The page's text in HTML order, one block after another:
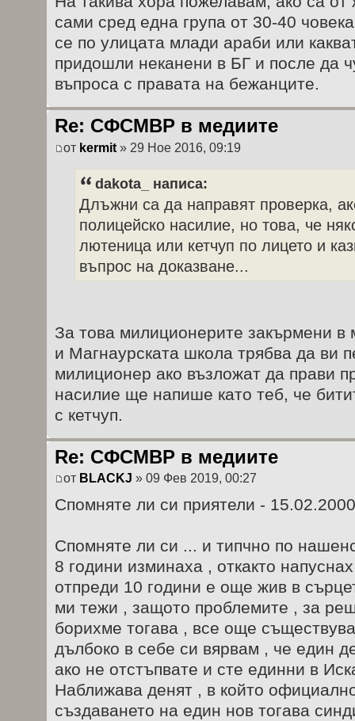
сами сред една група от 30-40
се по улицата млади араби или
придошли неканени в БГ и после да
въпроса с правата на бежанците.
Re: СФСМВР в медиите
от kermit » 29 Ное 2016, 09:19
dakota_ написа:
Длъжни са да направят проверка,
полицейско насилие, но това, че
лютеница или кетчуп по лицето и
въпрос на доказване...
За това милиционерите закърмени
и Магнаурската школа трябва да ви
милиционер ако възложат да прави
насилие ще напише като теб, че
с кетчуп.
Re: СФСМВР в медиите
от BLACKJ » 09 Фев 2019, 00:27
Спомняте ли си приятели -
Спомняте ли си ... и типчно по
8 години изминаха , откакто
отпреди 10 години е още жив в
ми тежи , защото проблемите , за
борихме тогава , все още
дълбоко в себе си вярвам , че един
ако не отстъпвате и сте единни в
Наближава денят , в който
създаването на един нов тогава